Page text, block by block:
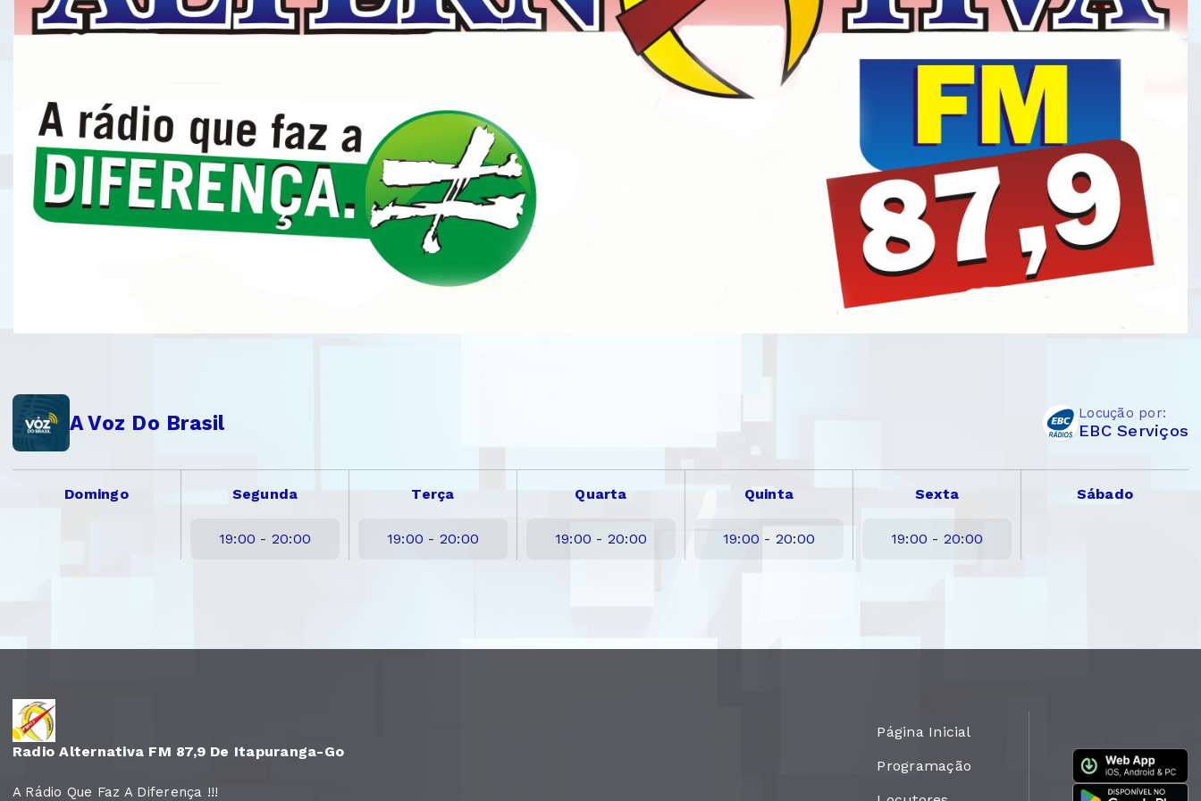
A Voz Do Brasil Locução por:
EBC Serviços
Domingo Segunda
19:00 - 20:00
Terça
19:00 - 20:00
Quarta
19:00 - 20:00
Quinta
19:00 - 20:00
Sexta
19:00 - 20:00
Sábado
Radio Alternativa FM 87,9 De Itapuranga-Go
A Rádio Que Faz A Diferença !!!
Página Inicial
Programação